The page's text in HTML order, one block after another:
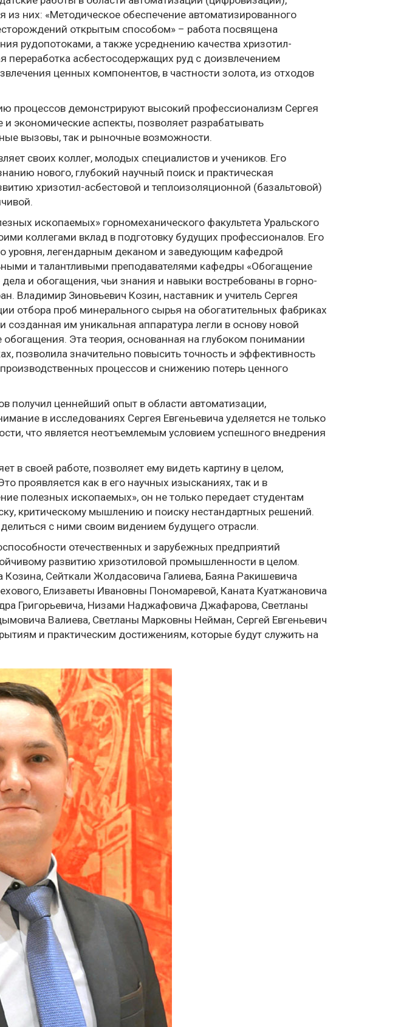
них: «Методическое обеспечение автоматизированного
открытым способом» – работа посвящена
рудопотоками, а также усреднению качества хризотил-
переработка асбестосодержащих руд с доизвлечением
ценных компонентов, в частности золота, из отходов
процессов демонстрируют высокий профессионализм Сергея
экономические аспекты, позволяет разрабатывать
вызовы, так и рыночные возможности.
своих коллег, молодых специалистов и учеников. Его
нового, глубокий научный поиск и практическая
хризотил-асбестовой и теплоизоляционной (базальтовой)
ископаемых» горномеханического факультета Уральского
коллегами вклад в подготовку будущих профессионалов. Его
уровня, легендарным деканом и заведующим кафедрой
и талантливыми преподавателями кафедры «Обогащение
и обогащения, чьи знания и навыки востребованы в горно-
Владимир Зиновьевич Козин, наставник и учитель Сергея
отбора проб минерального сырья на обогатительных фабриках
им уникальная аппаратура легли в основу новой
Эта теория, основанная на глубоком понимании
позволила значительно повысить точность и эффективность
процессов и снижению потерь ценного
получил ценнейший опыт в области автоматизации,
в исследованиях Сергея Евгеньевича уделяется не только
что является неотъемлемым условием успешного внедрения
в своей работе, позволяет ему видеть картину в целом,
проявляется как в его научных изысканиях, так и в
полезных ископаемых», он не только передает студентам
критическому мышлению и поиску нестандартных решений.
с ними своим видением будущего отрасли.
отечественных и зарубежных предприятий
развитию хризотиловой промышленности в целом.
Сейткали Жолдасовича Галиева, Баяна Ракишевича
Елизаветы Ивановны Пономаревой, Каната Куатжановича
Григорьевича, Низами Наджафовича Джафарова, Светланы
Валиева, Светланы Марковны Нейман, Сергей Евгеньевич
и практическим достижениям, которые будут служить на